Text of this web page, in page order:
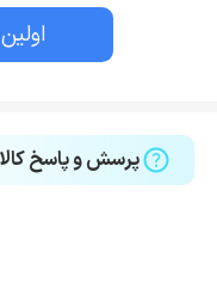
پرسش و پاسخ کالا